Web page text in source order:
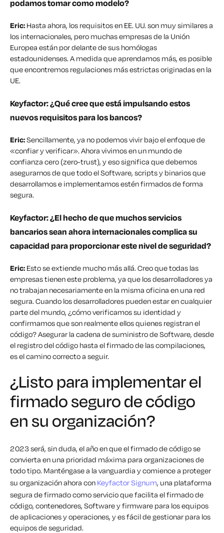
podamos tomar como modelo?
Eric: Hasta ahora, los requisitos en EE. UU. son muy similares a
los internacionales, pero muchas empresas de la Unión
Europea están por delante de sus homólogas
estadounidenses. A medida que aprendamos más, es posible
que encontremos regulaciones más estrictas originadas en la
UE.
Keyfactor: ¿Qué cree que está impulsando estos
nuevos requisitos para los bancos?
Eric:Sencillamente, ya no podemos vivir bajo el enfoque de
«confiar y verificar». Ahora vivimos en un mundo de
confianza cero (zero-trust), y eso significa que debemos
asegurarnos de que todo el Software, scripts y binarios que
desarrollamos e implementamos estén firmados de forma
segura.
Keyfactor: ¿El hecho de que muchos servicios
bancarios sean ahora internacionales complica su
capacidad para proporcionar este nivel de seguridad?
Eric: Esto se extiende mucho más allá.Creo que todas las
empresas tienen este problema, ya que los desarrolladores ya
no trabajan necesariamente en la misma oficina en una red
segura. Cuando los desarrolladores pueden estar en cualquier
parte del mundo, ¿cómo verificamos su identidad y
confirmamos que son realmente ellos quienes registran el
código? Asegurar la cadena de suministro de Software, desde
el registro del código hasta el firmado de las compilaciones,
es el camino correcto a seguir.
¿Listo para implementar el
firmado seguro de código
en su organización?
2023 será, sin duda, el año en que el firmado de código se
convierta en una prioridad máxima para organizaciones de
todo tipo. Manténgase a la vanguardia y comience a proteger
su organización ahora con Keyfactor Signum, una plataforma
segura de firmado como servicio que facilita el firmado de
código, contenedores, Software y firmware para los equipos
de aplicaciones y operaciones, y es fácil de gestionar para los
equipos de seguridad.